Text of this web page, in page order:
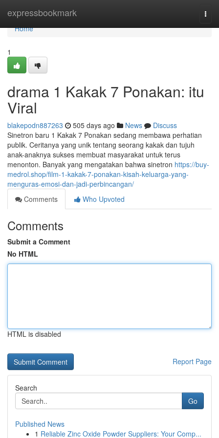
expressbookmark
Home
Home
1
drama 1 Kakak 7 Ponakan: itu
Viral
blakepodn887263 505 days ago News
Discuss
Sinetron baru 1 Kakak 7 Ponakan sedang membawa perhatian
publik. Ceritanya yang unik tentang seorang kakak dan tujuh
anak-anaknya sukses membuat masyarakat untuk terus
menonton. Banyak yang mengatakan bahwa sinetron https://buy-
medrol.shop/film-1-kakak-7-ponakan-kisah-keluarga-yang-
menguras-emosi-dan-jadi-perbincangan/
Comments
Who Upvoted
Comments
Submit a Comment
No HTML
HTML is disabled
Report Page
Search
Go
Published News
1 Reliable Zinc Oxide Powder Suppliers: Your Comp...